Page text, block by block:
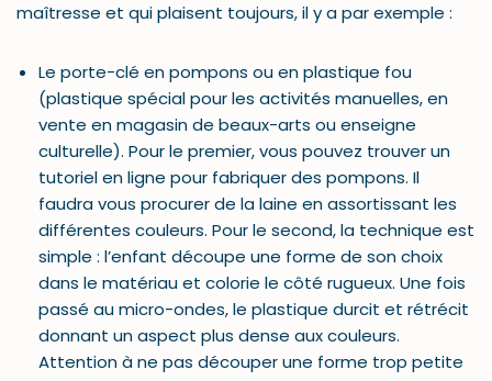
maîtresse et qui plaisent toujours, il y a par exemple :
Le porte-clé en pompons ou en plastique fou
(plastique spécial pour les activités manuelles, en
vente en magasin de beaux-arts ou enseigne
culturelle). Pour le premier, vous pouvez trouver un
tutoriel en ligne pour fabriquer des pompons. Il
faudra vous procurer de la laine en assortissant les
différentes couleurs. Pour le second, la technique est
simple : l’enfant découpe une forme de son choix
dans le matériau et colorie le côté rugueux. Une fois
passé au micro-ondes, le plastique durcit et rétrécit
donnant un aspect plus dense aux couleurs.
Attention à ne pas découper une forme trop petite